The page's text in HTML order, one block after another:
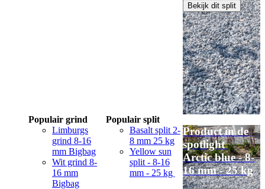
Bekijk dit split
Populair grind
Limburgs
grind 8-16
mm Bigbag
Wit grind 8-
16 mm
Bigbag
Populair split
Basalt split 2-
8 mm 25 kg
Yellow sun
split - 8-16
mm - 25 kg
Product in de
spotlight
Arctic blue - 8-
16 mm - 25 kg